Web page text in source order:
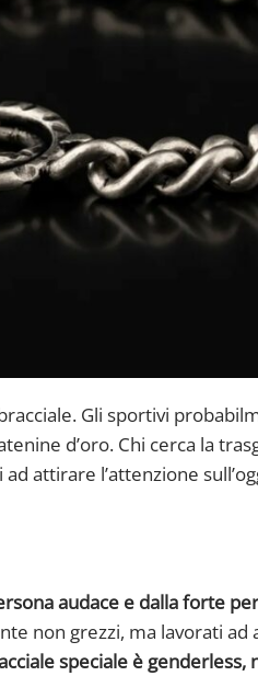
Gli sportivi
d’oro. Chi cerca la
attirare l’attenzione
audace e dalla forte
non grezzi, ma lavorati ad
speciale è genderless,